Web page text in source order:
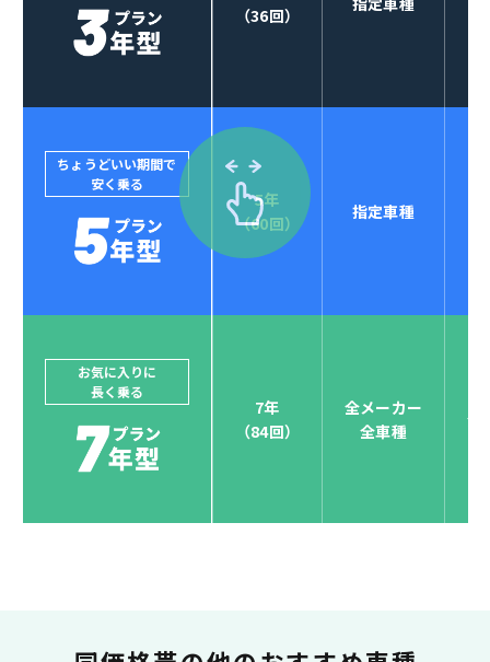
POINT
4
セブンマックスなら
クレジットカード払い可能
ジョイカルジャパンでは、カーリース決済を国際5大カ
他にはないサービスがクレジットカード決済、賢くポ
イント運用も！
ポイント還元
（36回）
ちょうどいい期間で
安く乗る
5年
（60回）
指定車種
お気に入りに
長く乗る
7年
（84回）
全メーカー
全車種
全